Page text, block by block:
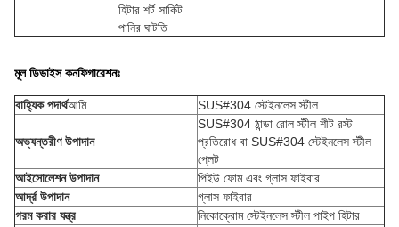
হিটার শর্ট সার্কিট
পানির ঘাটতি
মূল ডিভাইস কনফিগারেশনঃ
বাহ্যিক পদার্থআমি SUS#304 স্টেইনলেস স্টীল
অভ্যন্তরীণ উপাদান
SUS#304 ঠান্ডা রোল স্টীল শীট রস্ট
প্রতিরোধ বা SUS#304 স্টেইনলেস স্টীল
প্লেট
আইসোলেশন উপাদান
পিইউ ফোম এবং গ্লাস ফাইবার
আর্দ্র উপাদান
গ্লাস ফাইবার
গরম করার যন্ত্র
নিকোক্রোম স্টেইনলেস স্টীল পাইপ হিটার